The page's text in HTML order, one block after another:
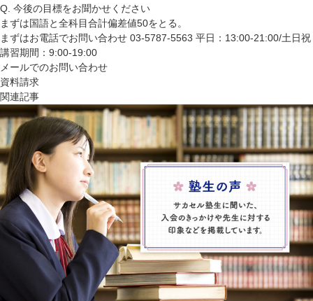
Q. 今後の目標をお聞かせください
まずは国語と全科目合計偏差値50をとる。
まずはお電話でお問い合わせ 03-5787-5563 平日：13:00-21:00/土日祝
講習期間：9:00-19:00
メールでのお問い合わせ
資料請求
関連記事